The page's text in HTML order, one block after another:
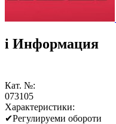
i Информация
Кат. №:
073105
Характеристики:
✔Регулируеми обороти